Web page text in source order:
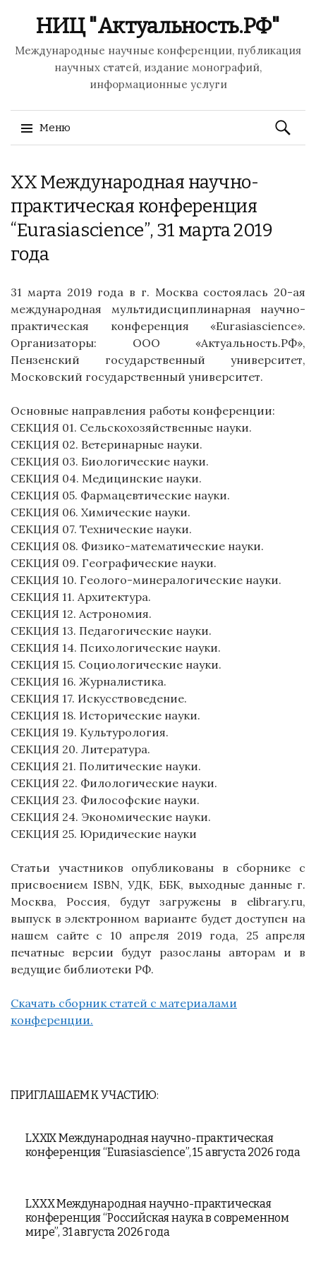
НИЦ "Актуальность.РФ"
Международные научные конференции, публикация
научных статей, издание монографий,
информационные услуги
Меню
к
содержимому
Найти:
XX Международная научно-
практическая конференция
“Eurasiascience”, 31 марта 2019
года
31 марта 2019 года в г. Москва состоялась 20-ая
международная мультидисциплинарная научно-
практическая конференция «Eurasiascience».
Организаторы: ООО «Актуальность.РФ»,
Пензенский государственный университет,
Московский государственный университет.
Основные направления работы конференции:
СЕКЦИЯ 01. Сельскохозяйственные науки.
СЕКЦИЯ 02. Ветеринарные науки.
СЕКЦИЯ 03. Биологические науки.
СЕКЦИЯ 04. Медицинские науки.
СЕКЦИЯ 05. Фармацевтические науки.
СЕКЦИЯ 06. Химические науки.
СЕКЦИЯ 07. Технические науки.
СЕКЦИЯ 08. Физико-математические науки.
СЕКЦИЯ 09. Географические науки.
СЕКЦИЯ 10. Геолого-минералогические науки.
СЕКЦИЯ 11. Архитектура.
СЕКЦИЯ 12. Астрономия.
СЕКЦИЯ 13. Педагогические науки.
СЕКЦИЯ 14. Психологические науки.
СЕКЦИЯ 15. Социологические науки.
СЕКЦИЯ 16. Журналистика.
СЕКЦИЯ 17. Искусствоведение.
СЕКЦИЯ 18. Исторические науки.
СЕКЦИЯ 19. Культурология.
СЕКЦИЯ 20. Литература.
СЕКЦИЯ 21. Политические науки.
СЕКЦИЯ 22. Филологические науки.
СЕКЦИЯ 23. Философские науки.
СЕКЦИЯ 24. Экономические науки.
СЕКЦИЯ 25. Юридические науки
Статьи участников опубликованы в сборнике с
присвоением ISBN, УДК, ББК, выходные данные г.
Москва, Россия, будут загружены в elibrary.ru,
выпуск в электронном варианте будет доступен на
нашем сайте с 10 апреля 2019 года, 25 апреля
печатные версии будут разосланы авторам и в
ведущие библиотеки РФ.
Скачать сборник статей с материалами
конференции.
ПРИГЛАШАЕМ К УЧАСТИЮ:
LXXIX Международная научно-практическая
конференция “Eurasiascience”, 15 августа 2026 года
LXXX Международная научно-практическая
конференция “Российская наука в современном
мире”, 31 августа 2026 года